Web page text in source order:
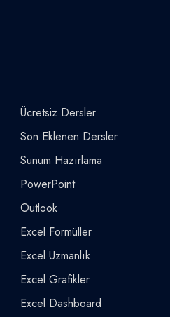
Ücretsiz Dersler
Son Eklenen Dersler
Sunum Hazırlama
PowerPoint
Outlook
Excel Formüller
Excel Uzmanlık
Excel Grafikler
Excel Dashboard